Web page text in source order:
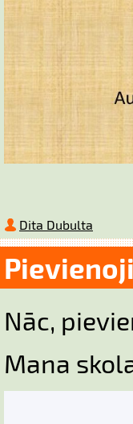
Dita Dubulta
Nāc,
Mana